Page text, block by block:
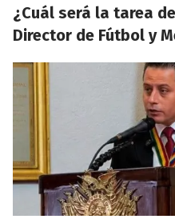
¿Cuál será la tarea
Director de Fútbol y